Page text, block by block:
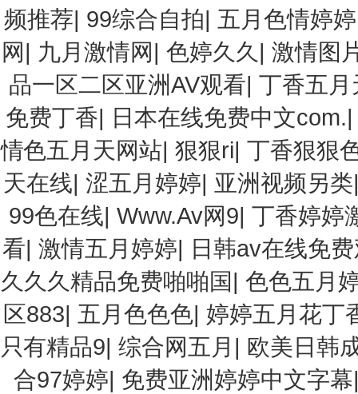
频推荐| 99综合自拍| 五月色情婷婷
网| 九月激情网|色婷久久 |激情图
品一区二区亚洲AV观看|丁香五
免费丁香| 日本在线免费中文com.
情色五月天网站|狠狠ri|丁香狠狠
天在线|涩五月婷婷| 亚洲视频另类
99色在线| Www.Av网9| 丁香婷婷
看|激情五月婷婷| 日韩av在线免
久久久精品免费啪啪国|色色五月
区883| 五月色色色| 婷婷五月花丁
只有精品9|综合网五月 | 欧美日韩
合97婷婷| 免费亚洲婷婷中文字幕